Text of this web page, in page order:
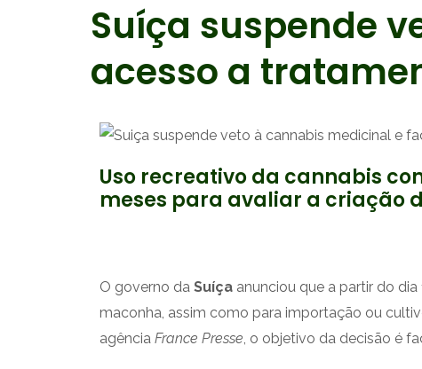
Suíça suspende
acesso a
Uso recreativo da cannabis
meses para avaliar a criação
O governo da Suíça anunciou que a partir do
maconha, assim como para importação ou
agência France Presse, o objetivo da decisão é